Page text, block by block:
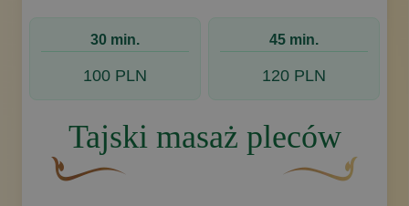
30 min.
100 PLN
45 min.
120 PLN
Tajski masaż pleców